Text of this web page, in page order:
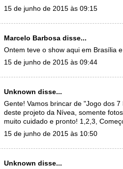
15 de junho de 2015 às 09:15
Marcelo Barbosa disse...
Ontem teve o show aqui em Brasília
15 de junho de 2015 às 09:44
Unknown disse...
Gente! Vamos brincar de "Jogo dos
deste projeto da Nívea, somente
muito cuidado e pronto! 1,2,3,
15 de junho de 2015 às 10:50
Unknown disse...